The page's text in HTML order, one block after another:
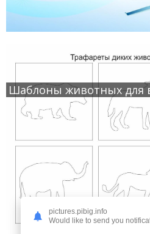
Шаблоны животных для
pictures.pibig.info
Would like to send you